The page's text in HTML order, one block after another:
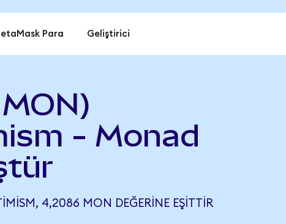
Para Geliştirici
- Monad
4,2086 MON DEĞERINE EŞITTIR